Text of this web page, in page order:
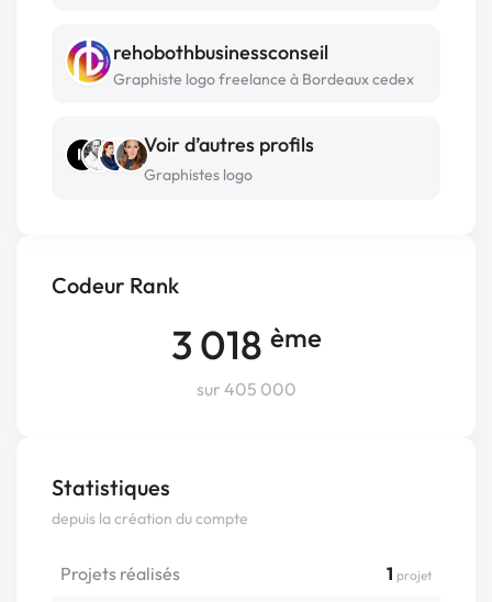
Codeur Rank
3 018 ème
sur 405 000
Statistiques
depuis la création du compte
Projets réalisés 1 projet
rehobothbusinessconseil
Graphiste logo freelance à Bordeaux cedex
Voir d’autres profils
Graphistes logo